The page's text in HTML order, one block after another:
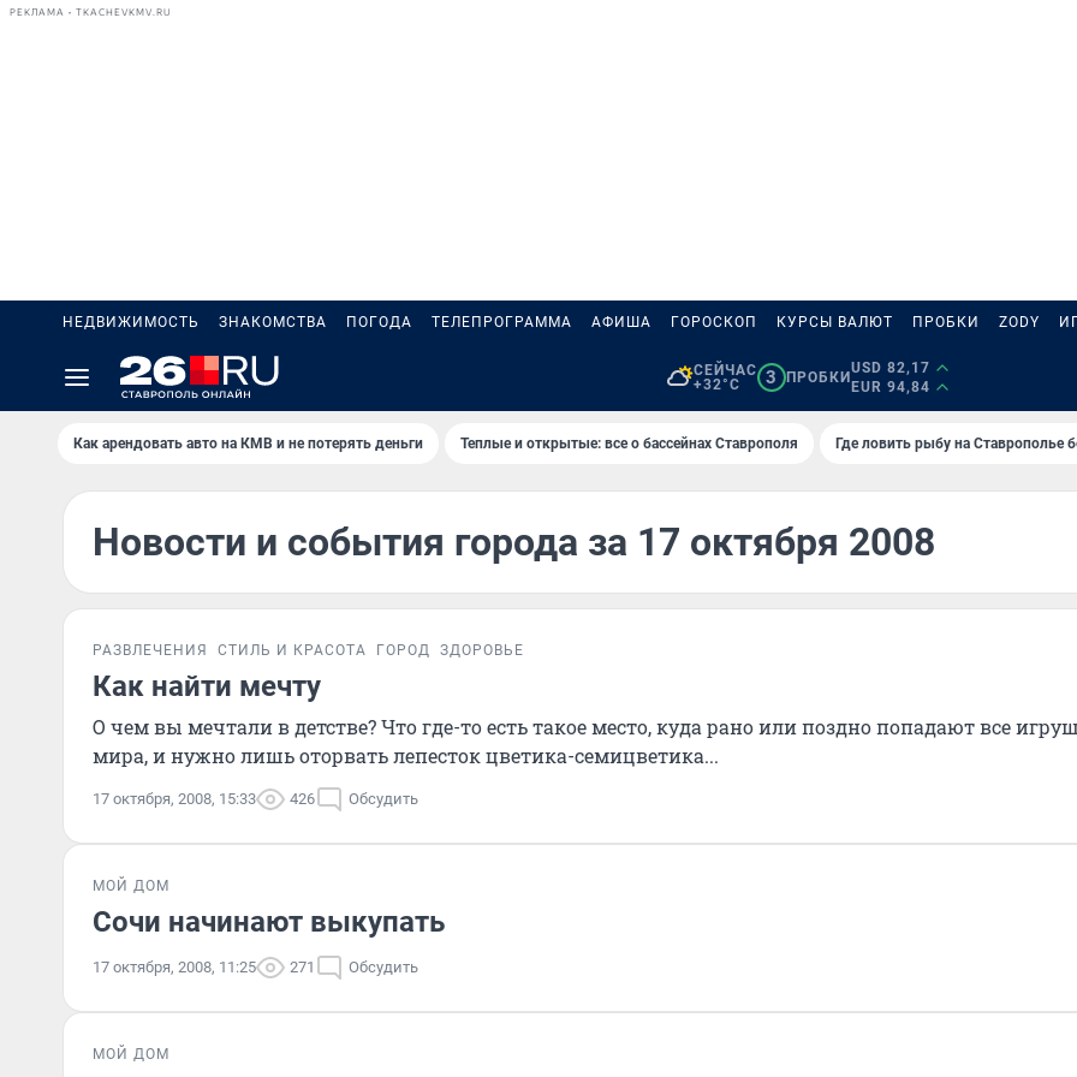
РЕКЛАМА • TKACHEVKMV.RU
НЕДВИЖИМОСТЬ ЗНАКОМСТВА ПОГОДА ТЕЛЕПРОГРАММА АФИША ГОРОСКОП КУРСЫ ВАЛЮТ ПРОБКИ ZODY
СЕЙЧАС
+32°C
3 ПРОБКИ
USD 82,17
EUR 94,84
Как арендовать авто на КМВ и не потерять деньги Теплые и открытые: все о бассейнах Ставрополя Где ловить рыбу на Ставрополье
Новости и события города за 17 октября 2008
РАЗВЛЕЧЕНИЯ СТИЛЬ И КРАСОТА ГОРОД ЗДОРОВЬЕ
Как найти мечту
О чем вы мечтали в детстве? Что где-то есть такое место, куда рано или поздно попадают все
мира, и нужно лишь оторвать лепесток цветика-семицветика...
17 октября, 2008, 15:33 426 Обсудить
МОЙ ДОМ
Сочи начинают выкупать
17 октября, 2008, 11:25 271 Обсудить
МОЙ ДОМ